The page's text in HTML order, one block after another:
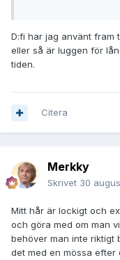
D:fi har jag använt fram
eller så är luggen för
tiden.
Citera
Merkky
Skrivet 30
Mitt hår är lockigt och
och göra med om man
behöver man inte riktigt
det med en mössa efter